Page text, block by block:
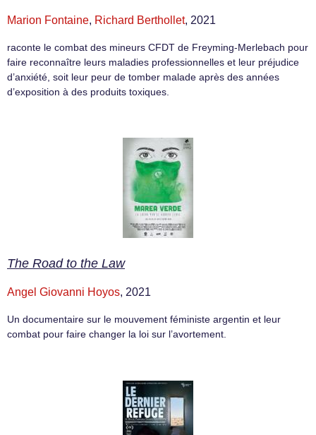
Marion Fontaine, Richard Berthollet, 2021
raconte le combat des mineurs CFDT de Freyming-Merlebach pour
faire reconnaître leurs maladies professionnelles et leur préjudice
d’anxiété, soit leur peur de tomber malade après des années
d’exposition à des produits toxiques.
The Road to the Law
Angel Giovanni Hoyos, 2021
Un documentaire sur le mouvement féministe argentin et leur
combat pour faire changer la loi sur l’avortement.